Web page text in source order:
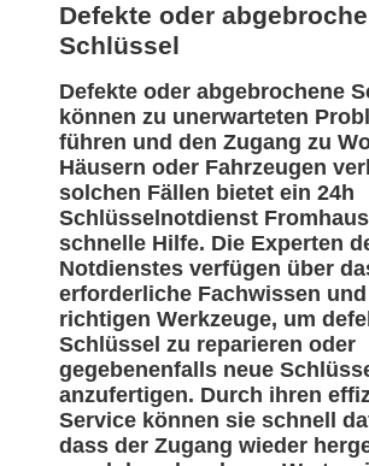
Defekte oder
Schlüssel
Defekte oder abgebrochene
können zu unerwarteten
führen und den Zugang zu
Häusern oder Fahrzeugen
solchen Fällen bietet ein 24h
Schlüsselnotdienst
schnelle Hilfe. Die Experten
Notdienstes verfügen über
erforderliche Fachwissen
richtigen Werkzeuge, um
Schlüssel zu reparieren oder
gegebenenfalls neue
anzufertigen. Durch ihren
Service können sie schnell
dass der Zugang wieder